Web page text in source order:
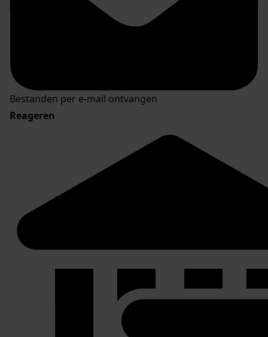
Bestanden per e-mail ontvangen
Reageren